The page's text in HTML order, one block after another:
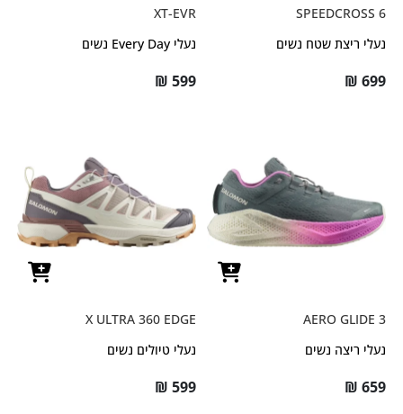
SPEEDCROSS 6
נעלי ריצת שטח נשים
₪ 699
XT-EVR
נעלי Every Day נשים
₪ 599
AERO GLIDE 3
נעלי ריצה נשים
₪ 659
X ULTRA 360 EDGE
נעלי טיולים נשים
₪ 599